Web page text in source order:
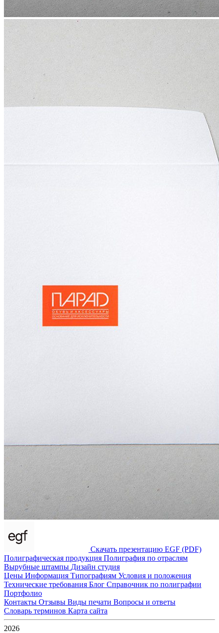
Скачать презентацию EGF (PDF)
Полиграфическая продукция Полиграфия по отраслям
Вырубные штампы Дизайн студия
Цены Информация Типографиям Условия и положения
Технические требования Блог Справочник по полиграфии
Портфолио
Контакты Отзывы Виды печати Вопросы и ответы
Словарь терминов Карта сайта
2026